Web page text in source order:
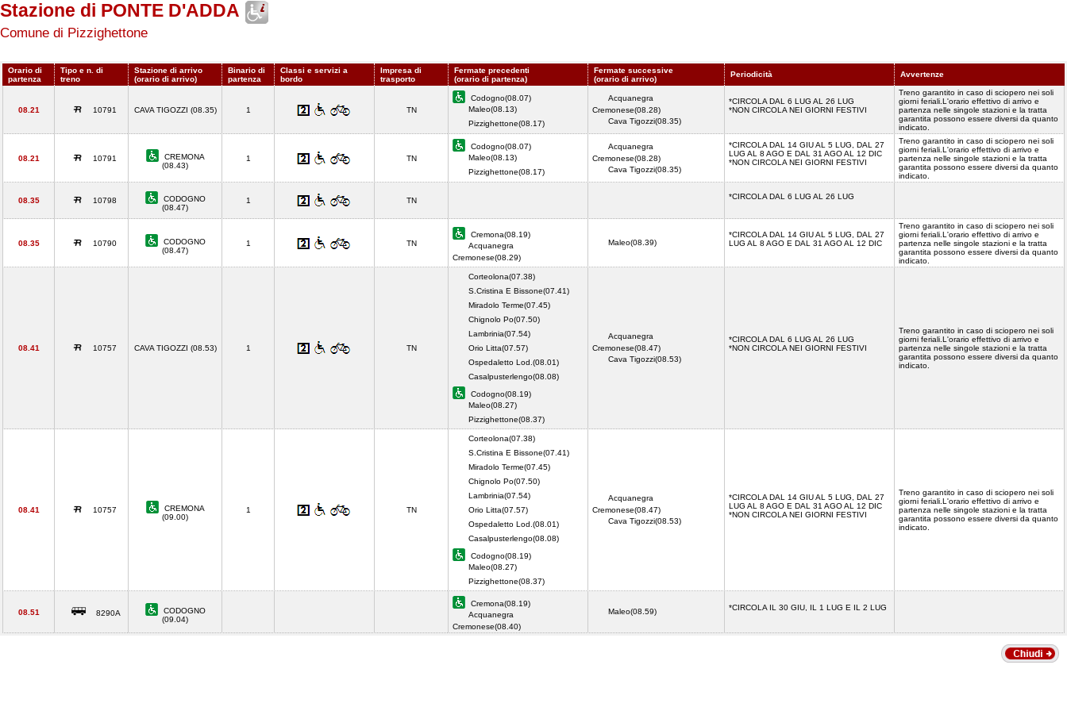
Stazione di PONTE D'ADDA
Comune di Pizzighettone
Orario di
partenza
Tipo e n. di
treno
Stazione di arrivo
(orario di arrivo)
Binario di
partenza
Classi e servizi a
bordo
Impresa di
trasporto
Fermate precedenti
(orario di partenza)
Fermate successive
(orario di arrivo)
Periodicità Avvertenze
08.21 10791 CAVA TIGOZZI (08.35) 1 TN
Codogno(08.07)
Maleo(08.13)
Pizzighettone(08.17)
Acquanegra
Cremonese(08.28)
Cava Tigozzi(08.35)
*CIRCOLA DAL 6 LUG AL 26 LUG
*NON CIRCOLA NEI GIORNI FESTIVI
Treno garantito in caso di sciopero nei soli
giorni feriali.L'orario effettivo di arrivo e
partenza nelle singole stazioni e la tratta
garantita possono essere diversi da quanto
indicato.
08.21 10791
CREMONA
(08.43)
1 TN
Codogno(08.07)
Maleo(08.13)
Pizzighettone(08.17)
Acquanegra
Cremonese(08.28)
Cava Tigozzi(08.35)
*CIRCOLA DAL 14 GIU AL 5 LUG, DAL 27
LUG AL 8 AGO E DAL 31 AGO AL 12 DIC
*NON CIRCOLA NEI GIORNI FESTIVI
Treno garantito in caso di sciopero nei soli
giorni feriali.L'orario effettivo di arrivo e
partenza nelle singole stazioni e la tratta
garantita possono essere diversi da quanto
indicato.
08.35 10798
CODOGNO
(08.47)
1 TN *CIRCOLA DAL 6 LUG AL 26 LUG
08.35 10790
CODOGNO
(08.47)
1 TN
Cremona(08.19)
Acquanegra
Cremonese(08.29)
Maleo(08.39)
*CIRCOLA DAL 14 GIU AL 5 LUG, DAL 27
LUG AL 8 AGO E DAL 31 AGO AL 12 DIC
Treno garantito in caso di sciopero nei soli
giorni feriali.L'orario effettivo di arrivo e
partenza nelle singole stazioni e la tratta
garantita possono essere diversi da quanto
indicato.
08.41 10757 CAVA TIGOZZI (08.53) 1 TN
Corteolona(07.38)
S.Cristina E Bissone(07.41)
Miradolo Terme(07.45)
Chignolo Po(07.50)
Lambrinia(07.54)
Orio Litta(07.57)
Ospedaletto Lod.(08.01)
Casalpusterlengo(08.08)
Codogno(08.19)
Maleo(08.27)
Pizzighettone(08.37)
Acquanegra
Cremonese(08.47)
Cava Tigozzi(08.53)
*CIRCOLA DAL 6 LUG AL 26 LUG
*NON CIRCOLA NEI GIORNI FESTIVI
Treno garantito in caso di sciopero nei soli
giorni feriali.L'orario effettivo di arrivo e
partenza nelle singole stazioni e la tratta
garantita possono essere diversi da quanto
indicato.
08.41 10757
CREMONA
(09.00)
1 TN
Corteolona(07.38)
S.Cristina E Bissone(07.41)
Miradolo Terme(07.45)
Chignolo Po(07.50)
Lambrinia(07.54)
Orio Litta(07.57)
Ospedaletto Lod.(08.01)
Casalpusterlengo(08.08)
Codogno(08.19)
Maleo(08.27)
Pizzighettone(08.37)
Acquanegra
Cremonese(08.47)
Cava Tigozzi(08.53)
*CIRCOLA DAL 14 GIU AL 5 LUG, DAL 27
LUG AL 8 AGO E DAL 31 AGO AL 12 DIC
*NON CIRCOLA NEI GIORNI FESTIVI
Treno garantito in caso di sciopero nei soli
giorni feriali.L'orario effettivo di arrivo e
partenza nelle singole stazioni e la tratta
garantita possono essere diversi da quanto
indicato.
08.51 8290A
CODOGNO
(09.04)
Cremona(08.19)
Acquanegra
Cremonese(08.40)
Maleo(08.59) *CIRCOLA IL 30 GIU, IL 1 LUG E IL 2 LUG